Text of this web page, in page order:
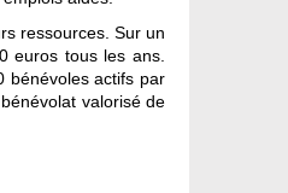
ressources. Sur un
euros tous les ans.
bénévoles actifs par
valorisé de